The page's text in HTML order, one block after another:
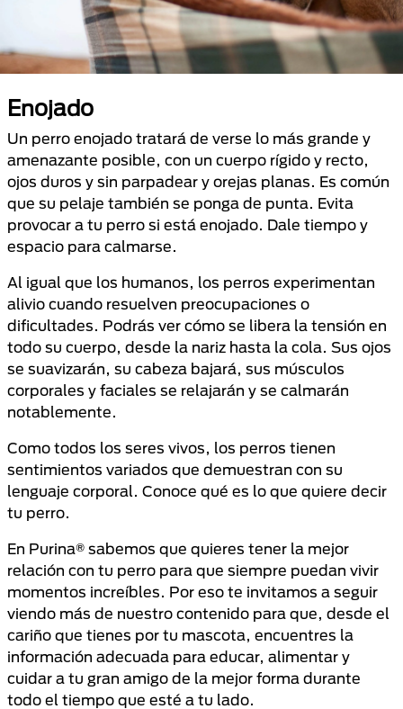
Enojado
Un perro enojado tratará de verse lo más grande y
amenazante posible, con un cuerpo rígido y recto,
ojos duros y sin parpadear y orejas planas. Es común
que su pelaje también se ponga de punta. Evita
provocar a tu perro si está enojado. Dale tiempo y
espacio para calmarse.
Al igual que los humanos, los perros experimentan
alivio cuando resuelven preocupaciones o
dificultades. Podrás ver cómo se libera la tensión en
todo su cuerpo, desde la nariz hasta la cola. Sus ojos
se suavizarán, su cabeza bajará, sus músculos
corporales y faciales se relajarán y se calmarán
notablemente.
Como todos los seres vivos, los perros tienen
sentimientos variados que demuestran con su
lenguaje corporal. Conoce qué es lo que quiere decir
tu perro.
En Purina® sabemos que quieres tener la mejor
relación con tu perro para que siempre puedan vivir
momentos increíbles. Por eso te invitamos a seguir
viendo más de nuestro contenido para que, desde el
cariño que tienes por tu mascota, encuentres la
información adecuada para educar, alimentar y
cuidar a tu gran amigo de la mejor forma durante
todo el tiempo que esté a tu lado.